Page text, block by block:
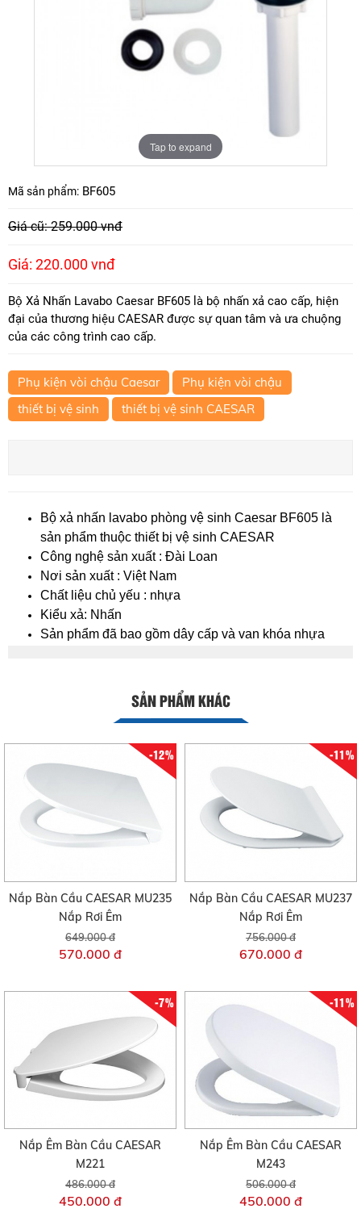
Tap to expand
Mã sản phẩm: BF605
Giá cũ: 259.000 vnđ
Giá: 220.000 vnđ
Bộ Xả Nhấn Lavabo Caesar BF605 là bộ nhấn xả cao cấp, hiện
đại của thương hiệu CAESAR được sự quan tâm và ưa chuộng
của các công trình cao cấp.
Phụ kiện vòi chậu Caesar
Phụ kiện vòi chậu
thiết bị vệ sinh
thiết bị vệ sinh CAESAR
Bộ xả nhấn lavabo phòng vệ sinh Caesar BF605 là
sản phẩm thuộc thiết bị vệ sinh CAESAR
Công nghệ sản xuất : Đài Loan
Nơi sản xuất : Việt Nam
Chất liệu chủ yếu : nhựa
Kiểu xả: Nhấn
Sản phẩm đã bao gồm dây cấp và van khóa nhựa
SẢN PHẨM KHÁC
-12%
Nắp Bàn Cầu CAESAR MU235
Nắp Rơi Êm
649.000 đ
570.000 đ
-11%
Nắp Bàn Cầu CAESAR MU237
Nắp Rơi Êm
756.000 đ
670.000 đ
-7%
Nắp Êm Bàn Cầu CAESAR
M221
486.000 đ
450.000 đ
-11%
Nắp Êm Bàn Cầu CAESAR
M243
506.000 đ
450.000 đ